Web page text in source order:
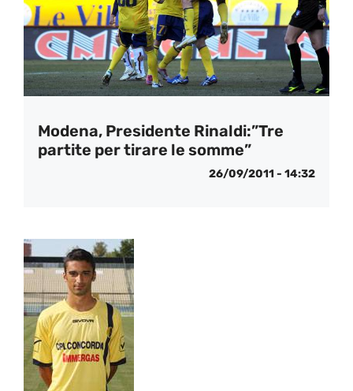
Modena, Presidente Rinaldi:”Tre
partite per tirare le somme”
26/09/2011 - 14:32